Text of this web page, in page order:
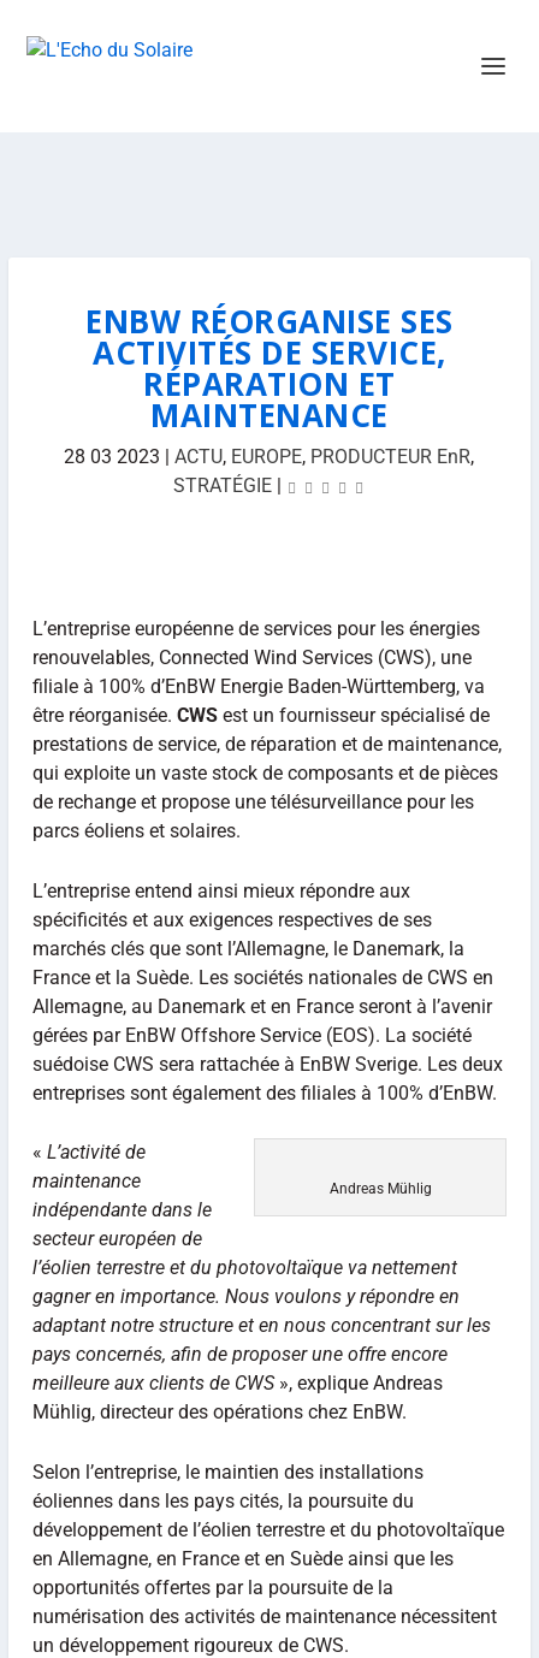
ENBW RÉORGANISE SES
ACTIVITÉS DE SERVICE,
RÉPARATION ET
MAINTENANCE
28 03 2023 |ACTU, EUROPE, PRODUCTEUR EnR,
STRATÉGIE|
L’entreprise européenne de services pour les énergies
renouvelables, Connected Wind Services (CWS), une
filiale à 100% d’EnBW Energie Baden-Württemberg, va
être réorganisée. CWSest un fournisseur spécialisé de
prestations de service, de réparation et de maintenance,
qui exploite un vaste stock de composants et de pièces
de rechange et propose une télésurveillance pour les
parcs éoliens et solaires.
L’entreprise entend ainsi mieux répondre aux
spécificités et aux exigences respectives de ses
marchés clés que sont l’Allemagne, le Danemark, la
France et la Suède. Les sociétés nationales de CWS en
Allemagne, au Danemark et en France seront à l’avenir
gérées par EnBW Offshore Service (EOS). La société
suédoise CWS sera rattachée à EnBW Sverige. Les deux
entreprises sont également des filiales à 100% d’EnBW.
Andreas Mühlig
« L’activité de
maintenance
indépendante dans le
secteur européen de
l’éolien terrestre et du photovoltaïque va nettement
gagner en importance. Nous voulons y répondre en
adaptant notre structure et en nous concentrant sur les
pays concernés, afin de proposer une offre encore
meilleure aux clients de CWS », explique Andreas
Mühlig, directeur des opérations chez EnBW.
Selon l’entreprise, le maintien des installations
éoliennes dans les pays cités, la poursuite du
développement de l’éolien terrestre et du photovoltaïque
en Allemagne, en France et en Suède ainsi que les
opportunités offertes par la poursuite de la
numérisation des activités de maintenance nécessitent
un développement rigoureux de CWS.